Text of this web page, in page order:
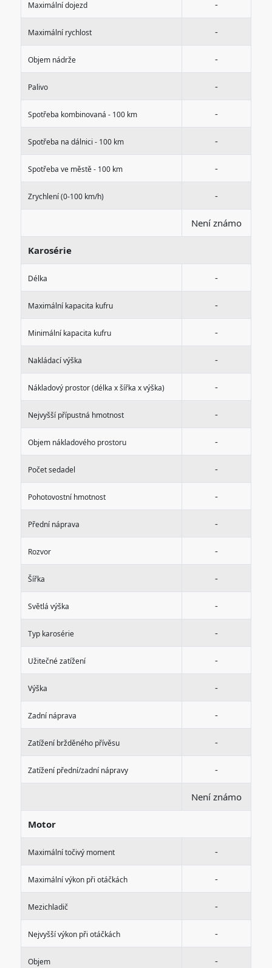
Maximální dojezd -
Maximální rychlost -
Objem nádrže -
Palivo -
Spotřeba kombinovaná - 100 km -
Spotřeba na dálnici - 100 km -
Spotřeba ve městě - 100 km -
Zrychlení (0-100 km/h) -
Není známo
Karosérie
Délka -
Maximální kapacita kufru -
Minimální kapacita kufru -
Nakládací výška -
Nákladový prostor (délka x šířka x výška) -
Nejvyšší přípustná hmotnost -
Objem nákladového prostoru -
Počet sedadel -
Pohotovostní hmotnost -
Přední náprava -
Rozvor -
Šířka -
Světlá výška -
Typ karosérie -
Užitečné zatížení -
Výška -
Zadní náprava -
Zatížení bržděného přívěsu -
Zatížení přední/zadní nápravy -
Není známo
Motor
Maximální točivý moment -
Maximální výkon při otáčkách -
Mezichladič -
Nejvyšší výkon při otáčkách -
Objem -